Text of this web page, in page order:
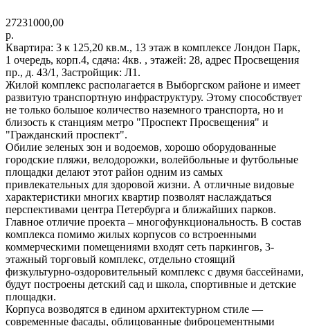
27231000,00
р.
Квартира: 3 к 125,20 кв.м., 13 этаж в комплексе Лондон Парк,
1 очередь, корп.4, сдача: 4кв. , этажей: 28, адрес Просвещения
пр., д. 43/1, Застройщик: Л1.
Жилой комплекс располагается в Выборгском районе и имеет
развитую транспортную инфраструктуру. Этому способствует
не только большое количество наземного транспорта, но и
близость к станциям метро "Проспект Просвещения" и
"Гражданский проспект".
Обилие зеленых зон и водоемов, хорошо оборудованные
городские пляжи, велодорожки, волейбольные и футбольные
площадки делают этот район одним из самых
привлекательных для здоровой жизни. А отличные видовые
характеристики многих квартир позволят наслаждаться
перспективами центра Петербурга и ближайших парков.
Главное отличие проекта – многофункциональность. В состав
комплекса помимо жилых корпусов со встроенными
коммерческими помещениями входят сеть паркингов, 3-
этажный торговый комплекс, отдельно стоящий
физкультурно-оздоровительный комплекс с двумя бассейнами,
будут построены детский сад и школа, спортивные и детские
площадки.
Корпуса возводятся в едином архитектурном стиле —
современные фасады, облицованные фиброцементными